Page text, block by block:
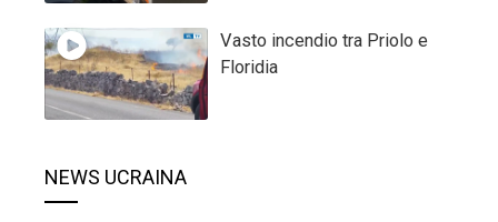
Vasto incendio tra Priolo e
Floridia
NEWS UCRAINA